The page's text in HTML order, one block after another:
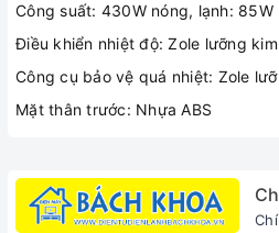
Công suất: 430W nóng, lạnh: 85W
Điều khiển nhiệt độ: Zole lưỡng kim
Công cụ bảo vệ quá nhiệt: Zole
Mặt thân trước: Nhựa ABS